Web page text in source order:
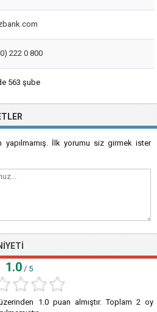
222 0 800
563 şube
İlk yorumu siz girmek ister
1.0 / 5
1.0puan almıştır. Toplam 2oy